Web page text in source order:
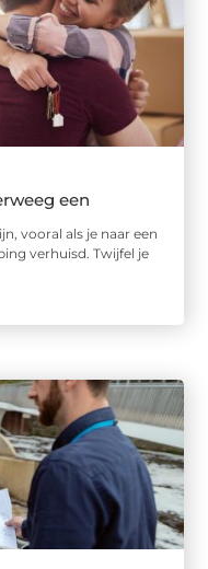
een
vooral als je naar een
verhuisd. Twijfel je